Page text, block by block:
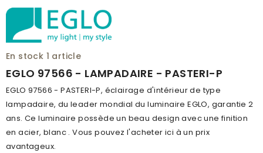
En stock 1 article
EGLO 97566 - LAMPADAIRE - PASTERI-P
EGLO 97566 - PASTERI-P, éclairage d'intérieur de type
lampadaire, du leader mondial du luminaire EGLO, garantie 2
ans. Ce luminaire possède un beau design avec une finition
en acier, blanc . Vous pouvez l'acheter ici à un prix
avantageux.